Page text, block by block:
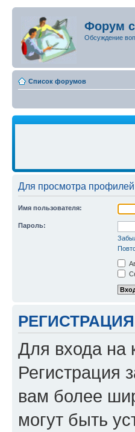
Форум
Обсуждение
Список форумов
Для просмотра
Имя пользователя:
Пароль:
РЕГИСТРАЦИЯ
Для входа на
Регистрация
вам более
могут быть